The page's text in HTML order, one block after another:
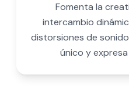
Fomenta la
intercambio
distorsiones de
único y